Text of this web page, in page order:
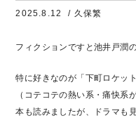
2025.8.12 / 久保繁
フィクションですと池井戸潤
特に好きなのが「下町ロケット
（コテコテの熱い系・痛快系
本も読みましたが、ドラマも